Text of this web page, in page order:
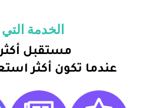
الخدمة التي
مستقبل أكثر
عندما تكون أكثر